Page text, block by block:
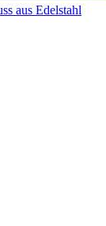
aus Edelstahl